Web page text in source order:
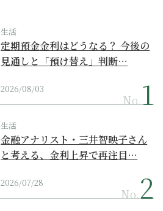
生活
定期預金金利はどうなる？ 今後の
見通しと「預け替え」判断…
2026/08/03
No.
生活
金融アナリスト・三井智映子さん
と考える、金利上昇で再注目…
2026/07/28
No.